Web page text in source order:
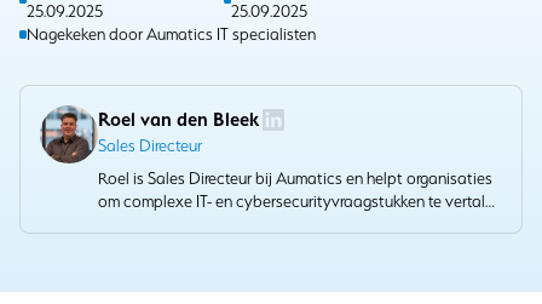
25.09.2025
25.09.2025
Nagekeken door Aumatics IT specialisten
Roel van den Bleek
Sales Directeur
Roel is Sales Directeur bij Aumatics en helpt organisaties
om complexe IT- en cybersecurityvraagstukken te vertalen
verbinden met concrete zakelijke waarde.